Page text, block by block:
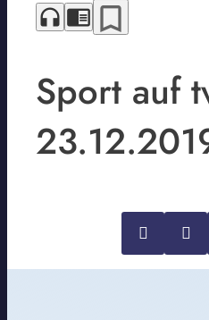
headphones chrome_reader_mode bookmark_border
Sport auf